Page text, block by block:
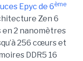
Epyc de 6ème
Zen 6
en 2 nanomètres
256 cœurs et
DDR5 16